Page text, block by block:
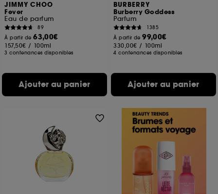
JIMMY CHOO
Fever
Eau de parfum
89
À partir de63,00€
157,50€ / 100ml
3 contenances disponibles
Ajouter au panier
BURBERRY
Burberry Goddess
Parfum
1385
À partir de99,00€
330,00€ / 100ml
4 contenances disponibles
Ajouter au panier